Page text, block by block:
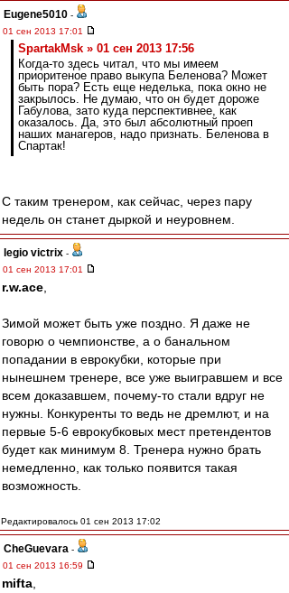
Eugene5010 -
01 сен 2013 17:01
SpartakMsk » 01 сен 2013 17:56
Когда-то здесь читал, что мы имеем
приоритеное право выкупа Беленова? Может
быть пора? Есть еще неделька, пока окно не
закрылось. Не думаю, что он будет дороже
Габулова, зато куда перспективнее, как
оказалось. Да, это был абсолютный проеп
наших манагеров, надо признать. Беленова в
Спартак!
С таким тренером, как сейчас, через пару
недель он станет дыркой и неуровнем.
legio victrix -
01 сен 2013 17:01
r.w.ace
Зимой может быть уже поздно. Я даже не
говорю о чемпионстве, а о банальном
попадании в еврокубки, которые при
нынешнем тренере, все уже выигравшем и все
всем доказавшем, почему-то стали вдруг не
нужны. Конкуренты то ведь не дремлют, и на
первые 5-6 еврокубковых мест претендентов
будет как минимум 8. Тренера нужно брать
немедленно, как только появится такая
возможность.
Редактировалось 01 сен 2013 17:02
CheGuevara -
01 сен 2013 16:59
mifta